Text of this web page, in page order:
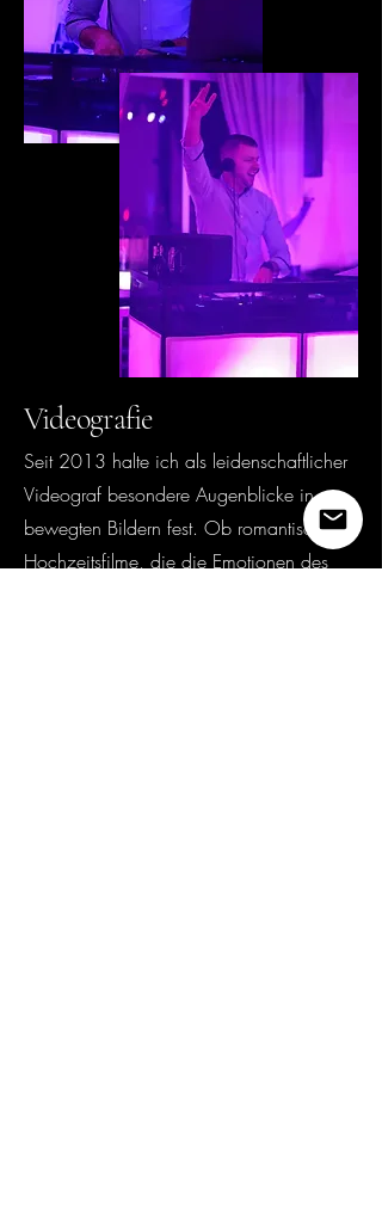
Videografie
Seit 2013 halte ich als leidenschaftlicher
Videograf besondere Augenblicke in
bewegten Bildern fest. Ob romantische
Hochzeitsfilme, die die Emotionen des